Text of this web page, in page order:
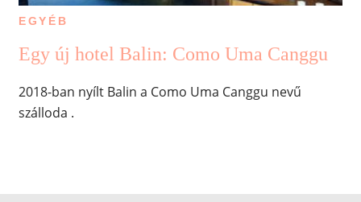
EGYÉB
Egy új hotel Balin: Como Uma Canggu
2018-ban nyílt Balin a Como Uma Canggu nevű
szálloda .